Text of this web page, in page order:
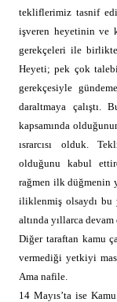
tekliflerimiz tasnif
işveren heyetinin ve
gerekçeleri ile
Heyeti; pek çok
gerekçesiyle
daraltmaya çalıştı.
kapsamında
ısrarcısı olduk.
olduğunu kabul
rağmen ilk düğmenin
iliklenmiş olsaydı bu
altında yıllarca
Diğer taraftan kamu
vermediği yetkiyi
Ama nafile.
14 Mayıs’ta ise